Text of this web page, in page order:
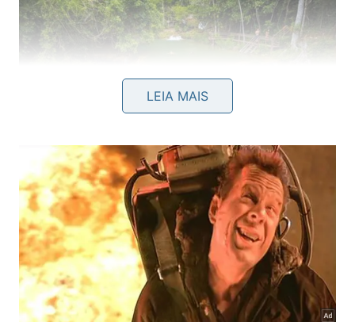
A Estância Mimosa tem o maior circuito de trilhas e
cachoeiras de Bonito -Divulgação/Acqua Studio de
Viagens
Entre as cachoeiras, destacam-se a do Sinhozinho,
com quedas de fácil acesso, sendo ideal para
banhos; a do Sol, com a queda mais alta; e a do
LEIA MAIS